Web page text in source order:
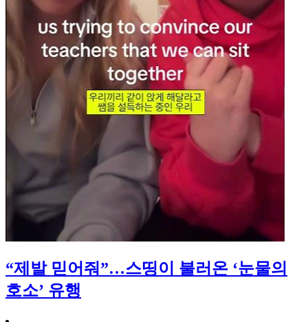
“제발 믿어줘”…스띵이 불러온 ‘눈물의
호소’ 유행